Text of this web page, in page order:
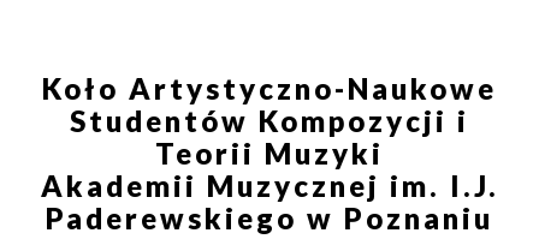
Koło Artystyczno-Naukowe
Studentów Kompozycji i
Teorii Muzyki
Akademii Muzycznej im. I.J.
Paderewskiego w Poznaniu